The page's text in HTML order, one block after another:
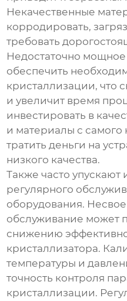
Некачественные
корродировать,
требовать
Недостаточно
обеспечить
кристаллизации, что
и увеличит время
инвестировать в
и материалы с самого
тратить деньги на
низкого качества.
Также часто упускают
регулярного
оборудования.
обслуживание может
снижению
кристаллизатора.
температуры и
точность контроля
кристаллизации.